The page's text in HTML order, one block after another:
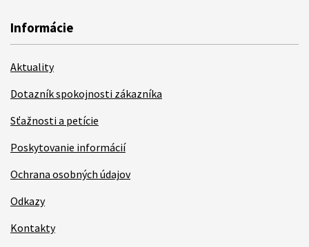
Informácie
Aktuality
Dotazník spokojnosti zákazníka
Sťažnosti a petície
Poskytovanie informácií
Ochrana osobných údajov
Odkazy
Kontakty